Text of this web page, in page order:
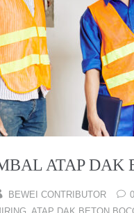
ATAP DAK
BEWEI CONTRIBUTOR